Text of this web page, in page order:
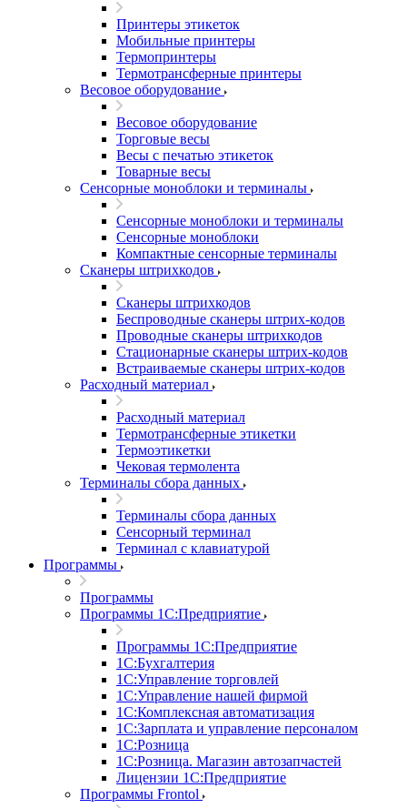
Принтеры этикеток
Мобильные принтеры
Термопринтеры
Термотрансферные принтеры
Весовое оборудование
Весовое оборудование
Торговые весы
Весы с печатью этикеток
Товарные весы
Сенсорные моноблоки и терминалы
Сенсорные моноблоки и терминалы
Сенсорные моноблоки
Компактные сенсорные терминалы
Сканеры штрихкодов
Сканеры штрихкодов
Беспроводные сканеры штрих-кодов
Проводные сканеры штрихкодов
Стационарные сканеры штрих-кодов
Встраиваемые сканеры штрих-кодов
Расходный материал
Расходный материал
Термотрансферные этикетки
Термоэтикетки
Чековая термолента
Терминалы сбора данных
Терминалы сбора данных
Сенсорный терминал
Терминал с клавиатурой
Программы
Программы
Программы 1С:Предприятие
Программы 1С:Предприятие
1С:Бухгалтерия
1С:Управление торговлей
1С:Управление нашей фирмой
1С:Комплексная автоматизация
1С:Зарплата и управление персоналом
1С:Розница
1С:Розница. Магазин автозапчастей
Лицензии 1С:Предприятие
Программы Frontol